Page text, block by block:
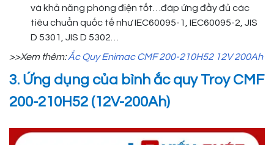
và khả năng phóng điện tốt…đáp ứng đầy đủ các
tiêu chuẩn quốc tế như IEC60095-1, IEC60095-2, JIS
D 5301, JIS D 5302…
>>Xem thêm:Ắc Quy Enimac CMF 200-210H52 12V 200Ah
3. Ứng dụng của bình ắc quy Troy CMF
200-210H52 (12V-200Ah)